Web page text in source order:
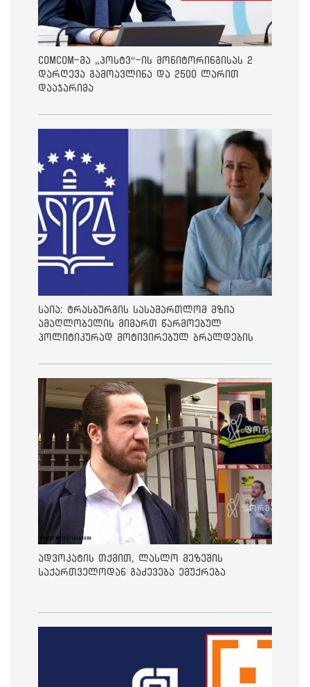
ComCom-მა „პოსტვ“-ის მონიტორინგისას 2
დარღევა გამოავლინა და 2500 ლარით
დააჯარიმა
საია: ტრასბურგის სასამართლომ მზია
ამაღლობელის მიმართ წარმოებულ
პოლიტიკურად მოტივირებულ ბრალდების
ადვოკატის თქმით, ლასლო მეზეშის
საქართველოდან გაძევება ემუქრება